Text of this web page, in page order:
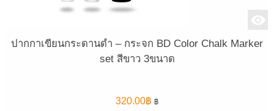
ปากกาเขียนกระดานดำ – กระจก BD Color Chalk Marker
set สีขาว 3ขนาด
320.00฿ ฿